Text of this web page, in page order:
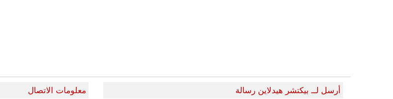
أرسل لــ بيكتشر هيدلاين رسالة معلومات الاتصال